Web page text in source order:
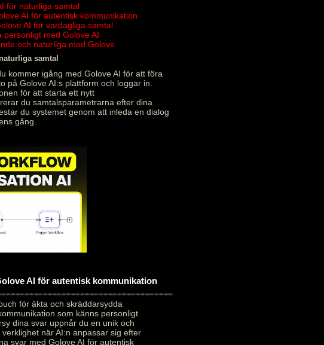
för naturliga samtal
AI för autentisk kommunikation
AI för vardagliga samtal
med Golove AI
och naturliga med Golove
samtal
kommer igång med Golove AI för att föra
på Golove AI:s plattform och loggar in.
för att starta ett nytt
du samtalsparametrarna efter dina
du systemet genom att inleda en dialog
gång.
AI för autentisk kommunikation
för äkta och skräddarsydda
som känns personligt
dina svar uppnår du en unik och
när AI:n anpassar sig efter
svar med Golove AI för autentisk